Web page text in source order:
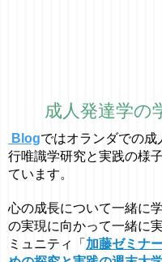
成人発達学の
Blogではオラ ンダでの成
行唯識学研究と実践の様
ています。
心の成長について一緒に
の実現に向かって一緒に
ミュニティ「 加藤ゼミナ